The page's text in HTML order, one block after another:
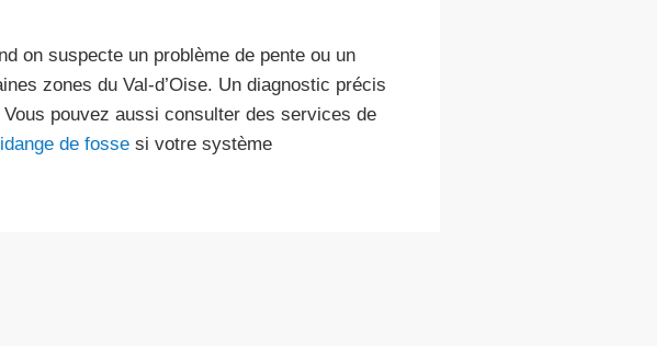
on suspecte un problème de pente ou un
zones du Val-d’Oise. Un diagnostic précis
pouvez aussi consulter des services de
de fossesi votre système